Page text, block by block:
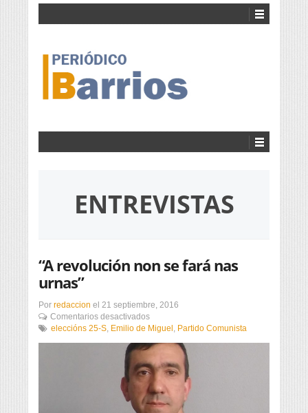
ENTREVISTAS
“A revolución non se fará nas
urnas”
Por redaccion el 21 septiembre, 2016
Comentarios desactivadosen
“A
non
se
fará
nas
urnas”
eleccións 25-S, Emilio de Miguel , Partido Comunista